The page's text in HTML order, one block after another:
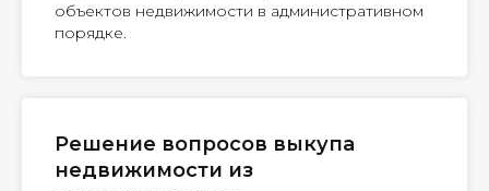
объектов недвижимости в административном
порядке.
Решение вопросов выкупа
недвижимости из